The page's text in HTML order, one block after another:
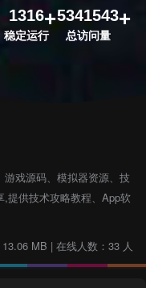
1316
稳定运行
5341543
总访问量
游戏源码、模拟器资源、技
提供技术攻略教程、App软
MB | 在线人数：33 人